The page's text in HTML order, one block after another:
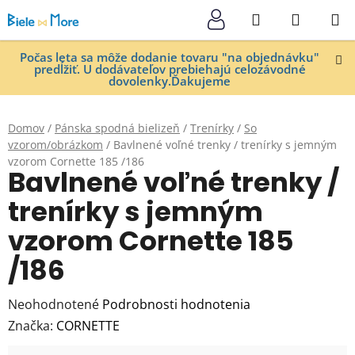
na
obsah
Počas leta sa môže dodanie tovaru "na objednávku"
predĺžiť. U dodávateľov prebiehajú celozávodné
dovolenky.Ďakujeme
Hľadať
KOŠÍK
Domov / Pánska spodná bielizeň / Trenírky / So
vzorom/obrázkom / Bavlnené voľné trenky / trenírky s jemným
vzorom Cornette 185 /186
Bavlnené voľné trenky /
trenírky s jemným
vzorom Cornette 185
/186
Priemerné
hodnotenie
Neohodnotené Podrobnosti hodnotenia
Značka: CORNETTE